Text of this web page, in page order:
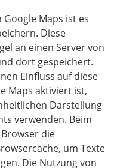
Maps ist es
Diese
an einen Server von
dort gespeichert.
Einfluss auf diese
Maps aktiviert ist,
Darstellung
verwenden. Beim
die
um Texte
Die Nutzung von